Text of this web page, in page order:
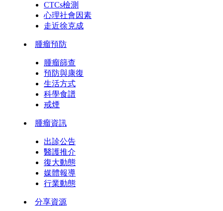
CTCs檢測
心理社會因素
走近徐克成
腫瘤預防
腫瘤篩查
預防與康復
生活方式
科學食譜
戒煙
腫瘤資訊
出診公告
醫護推介
復大動態
媒體報導
行業動態
分享資源